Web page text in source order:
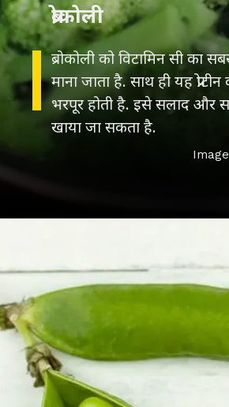
ब्रोकोली को विटामिन सी का
माना जाता है. साथ ही यह प्रोटीन
भरपूर होती है. इसे सलाद और
खाया जा सकता है.
ब्रोकोली